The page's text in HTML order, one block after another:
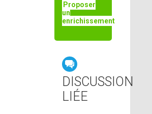
Proposer
un
enrichissement
DISCUSSION
LIÉE